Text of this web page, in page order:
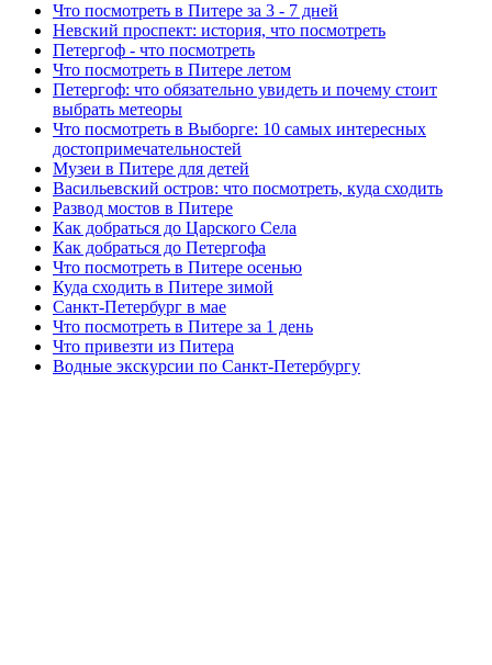
Что посмотреть в Питере за 3 - 7 дней
Невский проспект: история, что посмотреть
Петергоф - что посмотреть
Что посмотреть в Питере летом
Петергоф: что обязательно увидеть и почему стоит
выбрать метеоры
Что посмотреть в Выборге: 10 самых интересных
достопримечательностей
Музеи в Питере для детей
Васильевский остров: что посмотреть, куда сходить
Развод мостов в Питере
Как добраться до Царского Села
Как добраться до Петергофа
Что посмотреть в Питере осенью
Куда сходить в Питере зимой
Санкт-Петербург в мае
Что посмотреть в Питере за 1 день
Что привезти из Питера
Водные экскурсии по Санкт-Петербургу